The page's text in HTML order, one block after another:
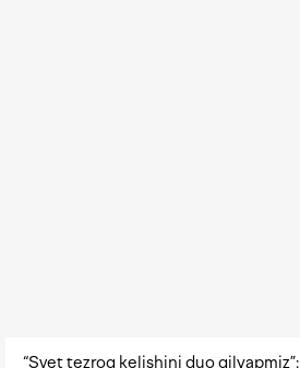
“Svet tezroq kelishini duo qilyapmiz”: